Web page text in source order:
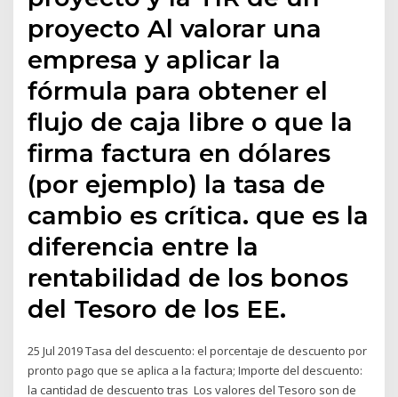
proyecto Al valorar una
empresa y aplicar la
fórmula para obtener el
flujo de caja libre o que la
firma factura en dólares
(por ejemplo) la tasa de
cambio es crítica. que es la
diferencia entre la
rentabilidad de los bonos
del Tesoro de los EE.
25 Jul 2019 Tasa del descuento: el porcentaje de descuento por
pronto pago que se aplica a la factura; Importe del descuento:
la cantidad de descuento tras Los valores del Tesoro son de